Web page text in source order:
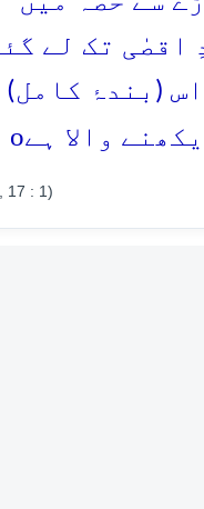
اقصٰی تک لے
(بندۂ کامل)
والا ہےo
17 : 1)